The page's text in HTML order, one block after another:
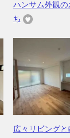
ハンサム外観の
ち
広々リビングと